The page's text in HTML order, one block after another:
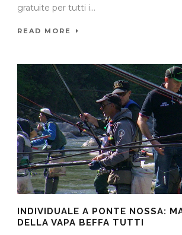
gratuite per tutti i...
READ MORE
INDIVIDUALE A PONTE NOSSA:
DELLA VAPA BEFFA TUTTI